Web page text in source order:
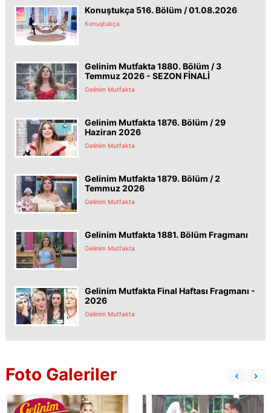
Konuştukça 516. Bölüm / 01.08.2026
Konuştukça
Gelinim Mutfakta 1880. Bölüm / 3
Temmuz 2026 - SEZON FİNALİ
Gelinim Mutfakta
Gelinim Mutfakta 1876. Bölüm / 29
Haziran 2026
Gelinim Mutfakta
Gelinim Mutfakta 1879. Bölüm / 2
Temmuz 2026
Gelinim Mutfakta
Gelinim Mutfakta 1881. Bölüm Fragmanı
Gelinim Mutfakta
Gelinim Mutfakta Final Haftası Fragmanı -
2026
Gelinim Mutfakta
Foto Galeriler